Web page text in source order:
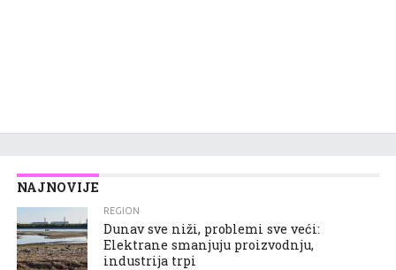
NAJNOVIJE
REGION
Dunav sve niži, problemi sve veći:
Elektrane smanjuju proizvodnju,
industrija trpi